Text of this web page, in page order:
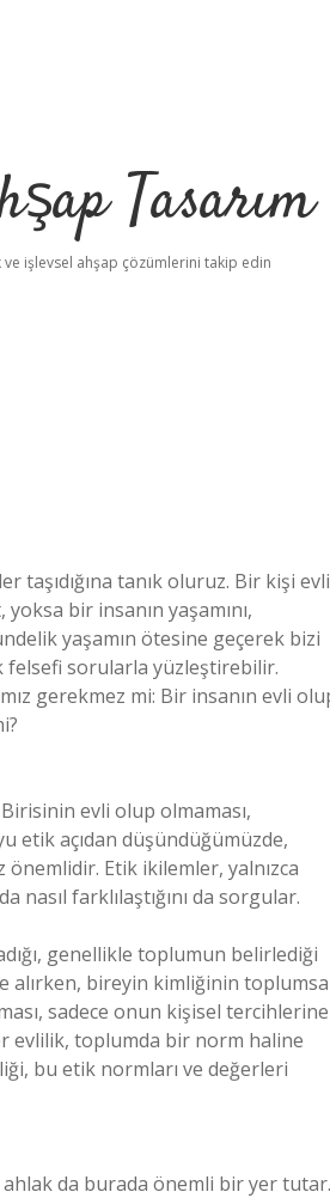
Tasarım
işlevsel ahşap çözümlerini takip edin
taşıdığına tanık oluruz. Bir kişi evli
bir insanın yaşamını,
yaşamın ötesine geçerek bizi
felsefi sorularla yüzleştirebilir.
gerekmez mi: Bir insanın evli
evli olup olmaması,
etik açıdan düşündüğümüzde,
Etik ikilemler, yalnızca
nasıl farklılaştığını da sorgular.
genellikle toplumun belirlediği
alırken, bireyin kimliğinin
sadece onun kişisel tercihlerine
evlilik, toplumda bir norm haline
bu etik normları ve değerleri
ahlak da burada önemli bir yer tutar.